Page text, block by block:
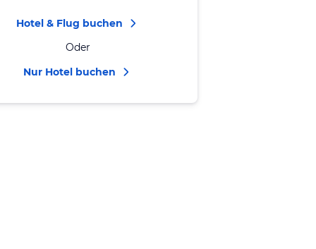
Hotel & Flug buchen
Oder
Nur Hotel buchen